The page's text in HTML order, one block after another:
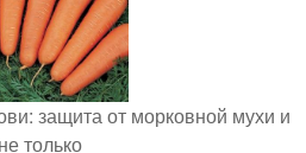
защита от морковной мухи и
не только